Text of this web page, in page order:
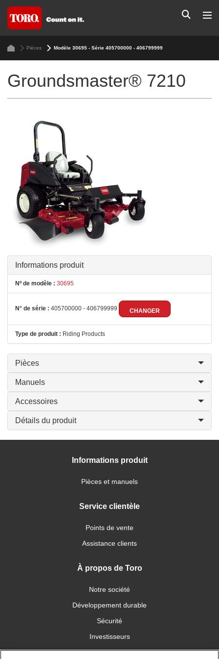
Pièces Modèle 30695 - Série 405700000 - 406799999
Groundsmaster® 7210
Informations produit
Nº de modèle : 30695
N° de série : 405700000 - 406799999 CHANGER
Type de produit : Riding Products
Pièces
Manuels
Accessoires
Détails du produit
Informations produit
Pièces et manuels
Service clientèle
Points de vente
Assistance clients
À propos de Toro
Notre société
Développement durable
Sécurité
Investisseurs
Carrières